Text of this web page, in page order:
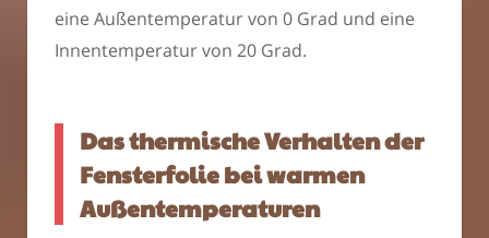
eine Außentemperatur von 0 Grad und eine
Innentemperatur von 20 Grad.
Das thermische Verhalten der
Fensterfolie bei warmen
Außentemperaturen